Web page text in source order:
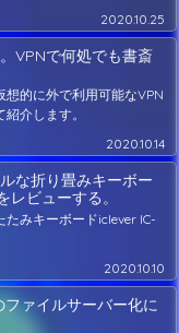
2020.10.25
VPNで何処でも書斎
的に外で利用可能なVPN
介します。
2020.10.14
な折り畳みキーボー
レビューする。
みキーボードiclever IC-
2020.10.10
ァイルサーバー化に